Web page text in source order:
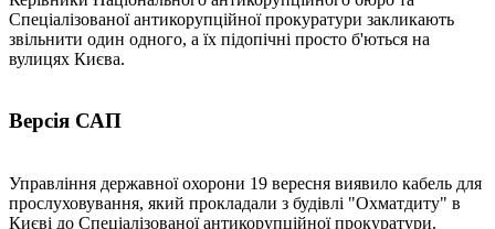
Спеціалізованої антикорупційної прокуратури закликають
звільнити один одного, а їх підопічні просто б'ються на
вулицях Києва.
Версія САП
Управління державної охорони 19 вересня виявило кабель для
прослуховування, який прокладали з будівлі "Охматдиту" в
Києві до Спеціалізованої антикорупційної прокуратури.